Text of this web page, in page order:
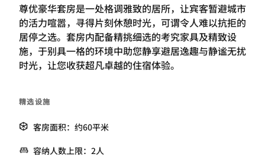
尊优豪华套房是一处格调雅致的居所，让宾客暂避城市
的活力喧嚣，寻得片刻休憩时光，可谓令人难以抗拒的
居停之选。套房内配备精挑细选的考究家具及精致设
施，于别具一格的环境中助您静享避居逸趣与静谧无扰
时光，让您收获超凡卓越的住宿体验。
精选设施
客房面积：约60平米
容纳人数上限：2人